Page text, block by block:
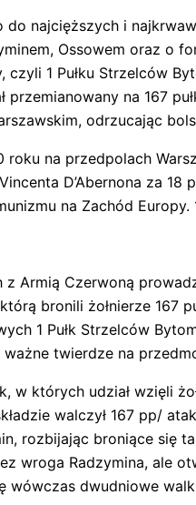
do najcięższych i
Ossowem oraz o
czyli 1 Pułku Strzelców
przemianowany na 167
odrzucając
roku na przedpolach
D’Abernona za
na Zachód
Armią Czerwoną
bronili żołnierze 167
1 Pułk Strzelców
ważne twierdze na
w których udział wzięli
walczył 167 pp/
rozbijając broniące się
wroga Radzymina, ale
wówczas dwudniowe